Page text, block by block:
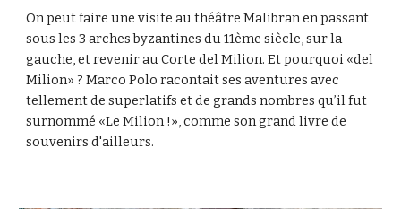
On peut faire une visite au théâtre Malibran en passant
sous les 3 arches byzantines du 11ème siècle, sur la
gauche, et revenir au Corte del Milion. Et pourquoi «del
Milion» ? Marco Polo racontait ses aventures avec
tellement de superlatifs et de grands nombres qu’il fut
surnommé «Le Milion !», comme son grand livre de
souvenirs d'ailleurs.